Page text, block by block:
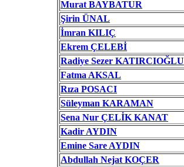
Murat BAYBATUR
Şirin ÜNAL
İmran KILIÇ
Ekrem ÇELEBİ
Radiye Sezer KATIRCIOĞLU
Fatma AKSAL
Rıza POSACI
Süleyman KARAMAN
Sena Nur ÇELİK KANAT
Kadir AYDIN
Emine Sare AYDIN
Abdullah Nejat KOÇER